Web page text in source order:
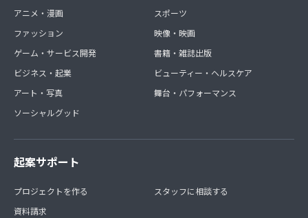
アニメ・漫画
ファッション
ゲーム・サービス開発
ビジネス・起業
アート・写真
ソーシャルグッド
スポーツ
映像・映画
書籍・雑誌出版
ビューティー・ヘルスケア
舞台・パフォーマンス
起案サポート
プロジェクトを作る
資料請求
スタッフに相談する